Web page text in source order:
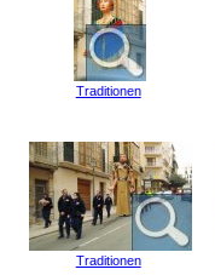
Traditionen
Traditionen